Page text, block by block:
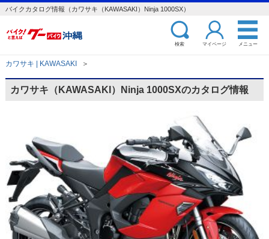
バイクカタログ情報（カワサキ（KAWASAKI）Ninja 1000SX）
検索 マイページ メニュー
カワサキ | KAWASAKI ＞
カワサキ（KAWASAKI）Ninja 1000SXのカタログ情報